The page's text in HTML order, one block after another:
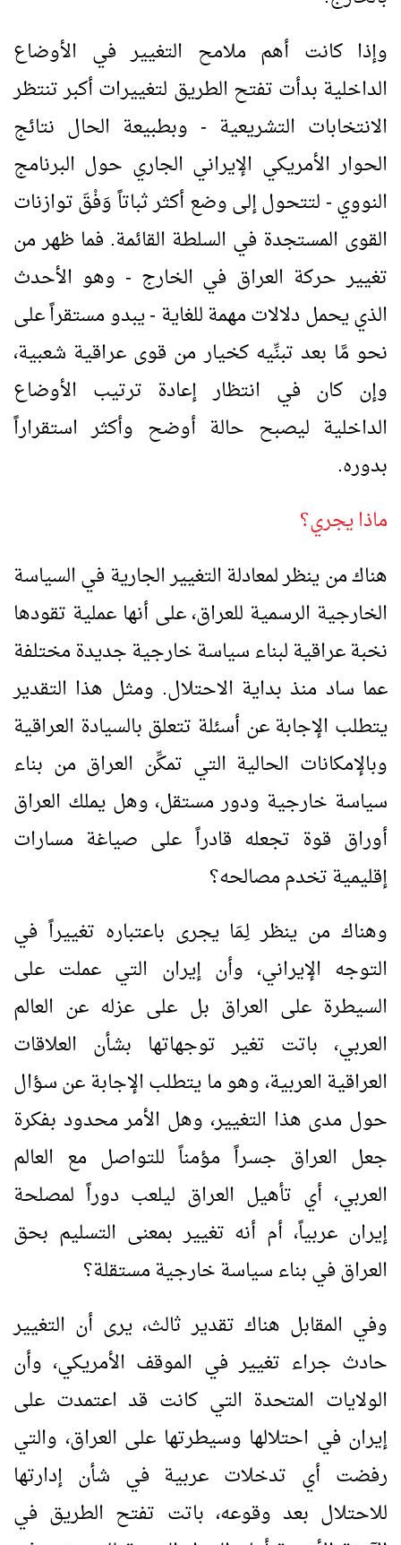
وإذا كانت أهم ملامح التغيير في الأوضاع
الداخلية بدأت تفتح الطريق لتغييرات أكبر تنتظر
الانتخابات التشريعية - وبطبيعة الحال نتائج
الحوار الأمريكي الإيراني الجاري حول البرنامج
النووي - لتتحول إلى وضع أكثر ثباتاً وَفْقَ توازنات
القوى المستجدة في السلطة القائمة. فما ظهر من
تغيير حركة العراق في الخارج - وهو الأحدث
الذي يحمل دلالات مهمة للغاية - يبدو مستقراً على
نحو مَّا بعد تبنِّيه كخيار من قوى عراقية شعبية،
وإن كان في انتظار إعادة ترتيب الأوضاع
الداخلية ليصبح حالة أوضح وأكثر استقراراً
بدوره.
ماذا يجري؟
هناك من ينظر لمعادلة التغيير الجارية في السياسة
الخارجية الرسمية للعراق، على أنها عملية تقودها
نخبة عراقية لبناء سياسة خارجية جديدة مختلفة
عما ساد منذ بداية الاحتلال. ومثل هذا التقدير
يتطلب الإجابة عن أسئلة تتعلق بالسيادة العراقية
وبالإمكانات الحالية التي تمكِّن العراق من بناء
سياسة خارجية ودور مستقل، وهل يملك العراق
أوراق قوة تجعله قادراً على صياغة مسارات
إقليمية تخدم مصالحه؟
وهناك من ينظر لِـمَا يجرى باعتباره تغييراً في
التوجه الإيراني، وأن إيران التي عملت على
السيطرة على العراق بل على عزله عن العالم
العربي، باتت تغير توجهاتها بشأن العلاقات
العراقية العربية، وهو ما يتطلب الإجابة عن سؤال
حول مدى هذا التغيير، وهل الأمر محدود بفكرة
جعل العراق جسراً مؤمناً للتواصل مع العالم
العربي، أي تأهيل العراق ليلعب دوراً لمصلحة
إيران عربياً، أم أنه تغيير بمعنى التسليم بحق
العراق في بناء سياسة خارجية مستقلة؟
وفي المقابل هناك تقدير ثالث، يرى أن التغيير
حادث جراء تغيير في الموقف الأمريكي، وأن
الولايات المتحدة التي كانت قد اعتمدت على
إيران في احتلالها وسيطرتها على العراق، والتي
رفضت أي تدخلات عربية في شأن إدارتها
للاحتلال بعد وقوعه، باتت تفتح الطريق في